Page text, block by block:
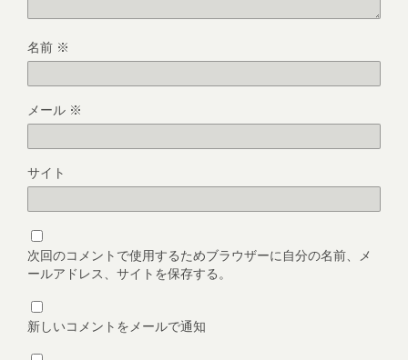
名前 ※
メール ※
サイト
次回のコメントで使用するためブラウザーに自分の名前、メ
ールアドレス、サイトを保存する。
新しいコメントをメールで通知